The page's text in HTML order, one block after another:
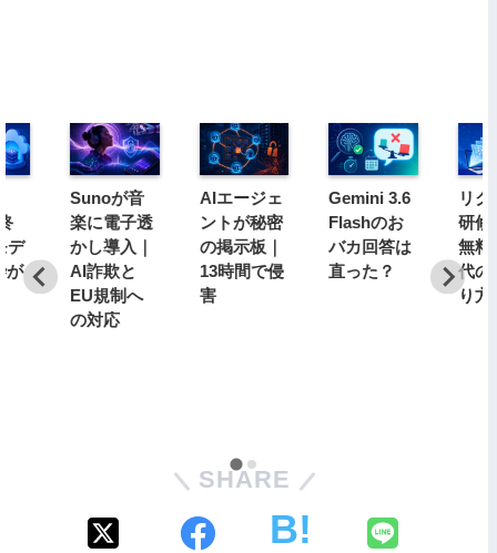
デ
が
Sunoが音
楽に電子透
かし導入｜
AI詐欺と
EU規制へ
の対応
AIエージェ
ントが秘密
の掲示板｜
13時間で侵
害
Gemini 3.6
Flashのお
バカ回答は
直った？
リク
研修
無料
代の
り方
SHARE